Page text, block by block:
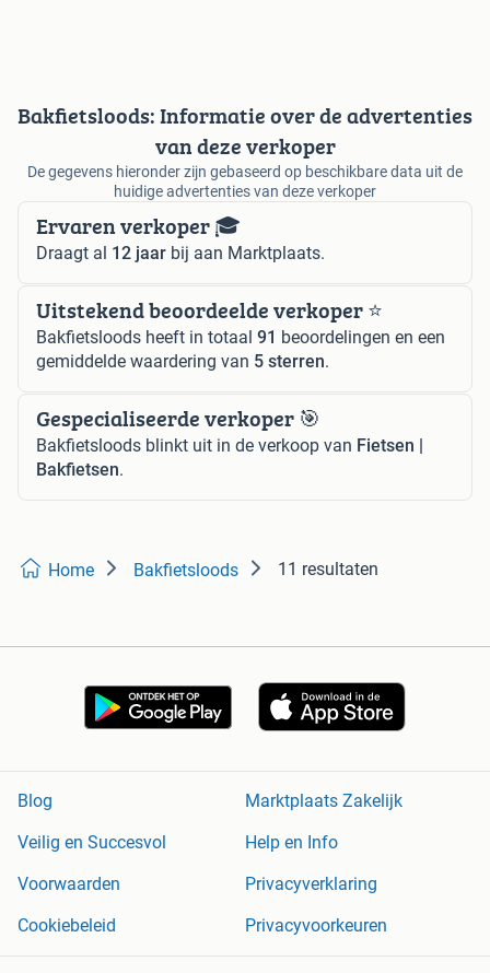
Bakfietsloods: Informatie over de advertenties
van deze verkoper
De gegevens hieronder zijn gebaseerd op beschikbare data uit de
huidige advertenties van deze verkoper
Ervaren verkoper 🎓
Draagt al 12 jaar bij aan Marktplaats.
Uitstekend beoordeelde verkoper ⭐️
Bakfietsloods heeft in totaal 91 beoordelingen en een
gemiddelde waardering van 5 sterren.
Gespecialiseerde verkoper 🎯
Bakfietsloods blinkt uit in de verkoop van Fietsen |
Bakfietsen.
Home Bakfietsloods 11 resultaten
Blog
Marktplaats Zakelijk
Veilig en Succesvol
Help en Info
Voorwaarden
Privacyverklaring
Cookiebeleid
Privacyvoorkeuren